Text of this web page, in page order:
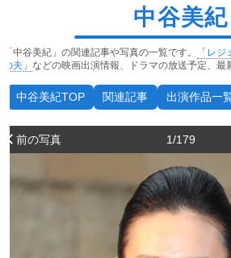
中谷美紀
「中谷美紀」の関連記事や写真の一覧です。 「レ
の夫」 などの映画出演情報、ドラマの放送予定、最
中谷美紀TOP 関連記事 出演作品一
前の写真 1/179